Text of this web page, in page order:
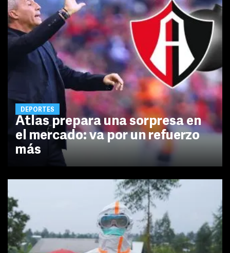
DEPORTES
Atlas prepara una sorpresa en
el mercado: va por un refuerzo
más